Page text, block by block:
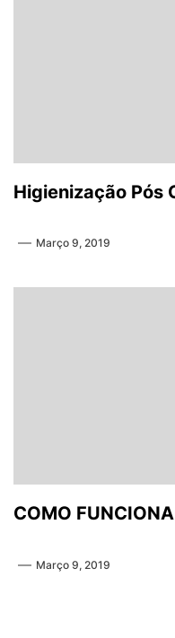
Higienização Pós
Março 9, 2019
COMO
Março 9, 2019